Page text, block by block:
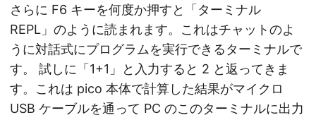
さらに F6 キーを何度か押すと「ターミナル
REPL」のように読まれます。これはチャットのよ
うに対話式にプログラムを実行できるターミナルで
す。 試しに「1+1」と入力すると 2 と返ってきま
す。これは pico 本体で計算した結果がマイクロ
USB ケーブルを通って PC のこのターミナルに出力